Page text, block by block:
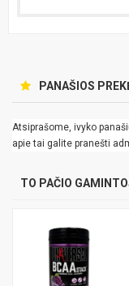
PANAŠIOS
Atsiprašome, ivyko
apie tai galite pranešti
TO PAČIO